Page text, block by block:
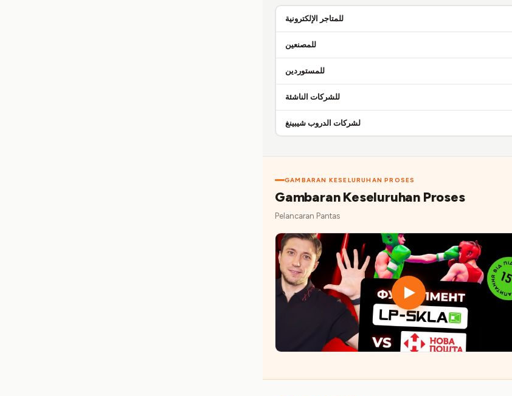
للمتاجر الإلكترونية
والشحن السريع مباشرة من مستودع الإنتاج. forwho_desc3 - فحص وتعبئة وتسليم
في المستودعات والموظفين. forwho_desc5 - أتمتة كاملة للعملية من الطلب إلى
للمصنعين
للمستوردين
للشركات الناشئة
لشركات الدروب شيبينغ
GAMBARAN KESELURUHAN PROSES
Gambaran Keseluruhan Proses
Pelancaran Pantas